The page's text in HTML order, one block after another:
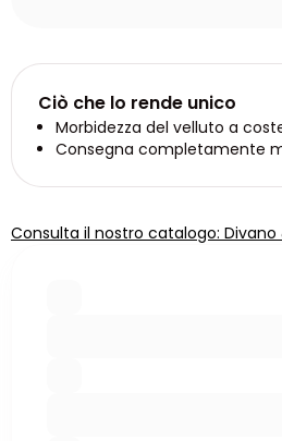
Ciò che lo rende unico
Morbidezza del velluto a
Consegna completamente
Consulta il nostro catalogo: Divano